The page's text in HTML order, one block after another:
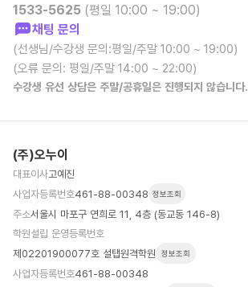
1533-5625 (평일 10:00 ~ 19:00)
채팅 문의
(선생님/수강생 문의:평일/주말 10:00 ~ 19:00)
(오류 문의: 평일/주말 14:00 ~ 22:00)
수강생 유선 상담은 주말/공휴일은 진행되지 않습니다.
(주)오누이
대표이사고예진
사업자등록번호461-88-00348 정보조회
주소서울시 마포구 연희로 11, 4층 (동교동 146-8)
학원설립 운영등록번호
제02201900077호 설탭원격학원 정보조회
사업자등록번호461-88-00348